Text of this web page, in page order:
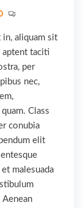
in, aliquam sit
aptent taciti
per
nec,
Class
conubia
elit
malesuada